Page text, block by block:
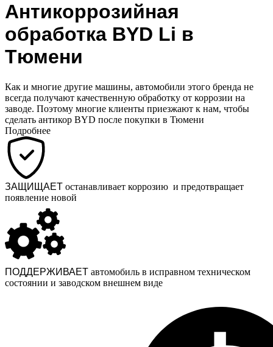
Антикоррозийная
обработка BYD Li в
Тюмени
Как и многие другие машины, автомобили этого бренда не
всегда получают качественную обработку от коррозии на
заводе. Поэтому многие клиенты приезжают к нам, чтобы
сделать антикор BYD после покупки в Тюмени
Подробнее
ЗАЩИЩАЕТ останавливает коррозию и предотвращает
появление новой
ПОДДЕРЖИВАЕТ автомобиль в исправном техническом
состоянии и заводском внешнем виде